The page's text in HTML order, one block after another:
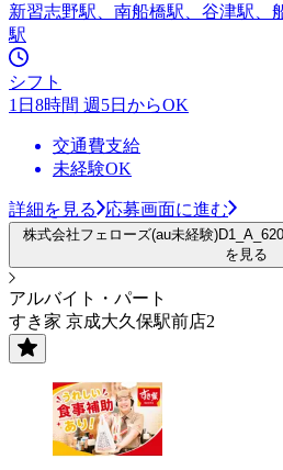
新習志野駅、南船橋駅、谷津駅、
駅
シフト
1日8時間 週5日からOK
交通費支給
未経験OK
詳細を見る 応募画面に進む
株式会社フェローズ(au未経験
を見る
アルバイト・パート
すき家 京成大久保駅前店2